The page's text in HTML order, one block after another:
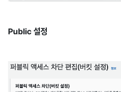
Public 설정